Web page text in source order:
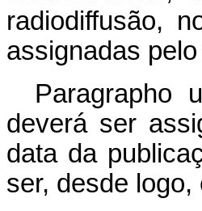
radiodiffusão,
assignadas
Paragrapho
deverá ser
data da
ser, desde